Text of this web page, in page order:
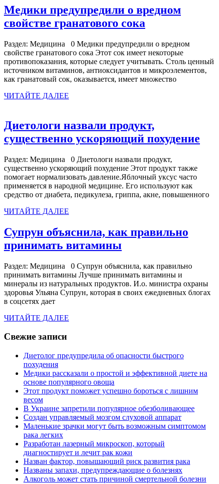
Медики предупредили о вредном
свойстве гранатового сока
о
вредном
свойстве
Раздел: Медицина 0 Медики предупредили о вредном
свойстве гранатового сока Этот сок имеет некоторые
противопоказания, которые следует учитывать. Столь ценный
источником витаминов, антиоксидантов и микроэлементов,
как гранатовый сок, оказывается, имеет множество
ЧИТАЙТЕ ДАЛЕЕ
Диетологи назвали продукт,
существенно ускоряющий похудение
Раздел: Медицина 0 Диетологи назвали продукт,
существенно ускоряющий похудение Этот продукт также
помогает нормализовать давление.Яблочный уксус часто
применяется в народной медицине. Его используют как
средство от диабета, педикулеза, гриппа, акне, повышенного
ЧИТАЙТЕ ДАЛЕЕ
Супрун объяснила, как правильно
принимать витамины
как
правильно
принимать
Раздел: Медицина 0 Супрун объяснила, как правильно
принимать витамины Лучше принимать витамины и
минералы из натуральных продуктов. И.о. министра охраны
здоровья Ульяна Супрун, которая в своих ежедневных блогах
в соцсетях дает
ЧИТАЙТЕ ДАЛЕЕ
Свежие записи
Диетолог предупредила об опасности быстрого
похудения
Медики рассказали о простой и эффективной диете на
основе популярного овоща
Этот продукт поможет успешно бороться с лишним
весом
В Украине запретили популярное обезболивающее
Создан управляемый мозгом слуховой аппарат
Маленькие зрачки могут быть возможным симптомом
рака легких
Разработан лазерный микроскоп, который
диагностирует и лечит рак кожи
Назван фактор, повышающий риск развития рака
Названы запахи, предупреждающие о болезнях
Алкоголь может стать причиной смертельной болезни